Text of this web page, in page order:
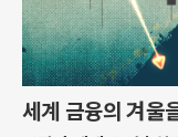
세계 금융의 겨울